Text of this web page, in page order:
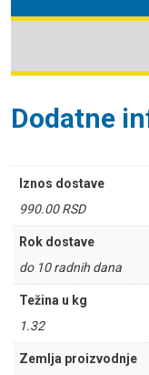
Dodatne
Iznos dostave
990.00 RSD
Rok dostave
do 10 radnih dana
Težina u kg
1.32
Zemlja proizvodnje